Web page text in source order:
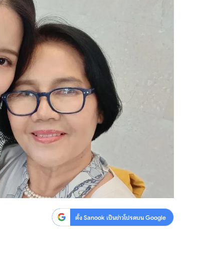
Sanook Choice
ตั้ง Sanook เป็นข่าวโปรดบน Google